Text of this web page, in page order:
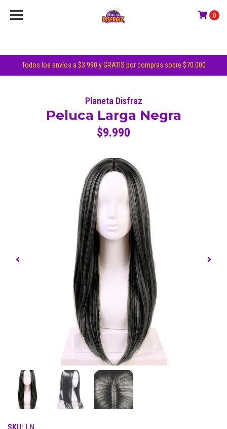
Todos los envíos a $3.990 y GRATIS por compras sobre $70.000
0
Planeta Disfraz
Peluca Larga Negra
$9.990